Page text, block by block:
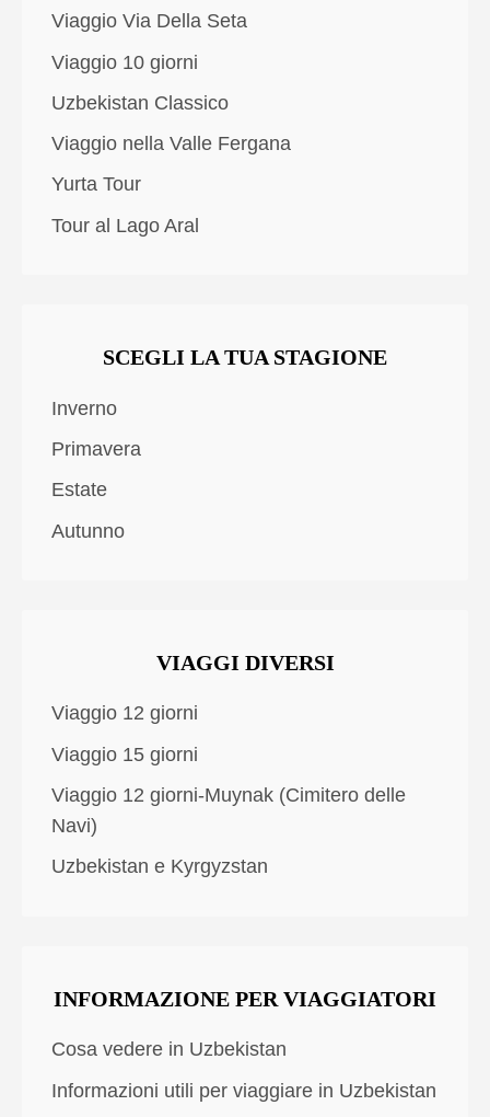
Viaggio Via Della Seta
Viaggio 10 giorni
Uzbekistan Classico
Viaggio nella Valle Fergana
Yurta Tour
Tour al Lago Aral
SCEGLI LA TUA STAGIONE
Inverno
Primavera
Estate
Autunno
VIAGGI DIVERSI
Viaggio 12 giorni
Viaggio 15 giorni
Viaggio 12 giorni-Muynak (Cimitero delle
Navi)
Uzbekistan e Kyrgyzstan
INFORMAZIONE PER VIAGGIATORI
Cosa vedere in Uzbekistan
Informazioni utili per viaggiare in Uzbekistan